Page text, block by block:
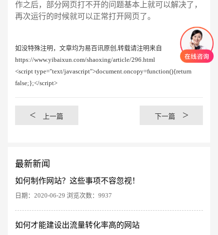
作之后，部分网页打不开的问题基本上就可以解决了，
再次运行的时候就可以正常打开网页了。
如没特殊注明，文章均为易百讯原创,转载请注明来自
https://www.yibaixun.com/shaoxing/article/296.html
<script type="text/javascript">document.oncopy=function(){return
false;};</script>
< 上一篇 下一篇 >
最新新闻
如何制作网站？这些事项不容忽视！
日期：2020-06-29 浏览次数：9937
如何才能建设出流量转化率高的网站
创意品牌型网站